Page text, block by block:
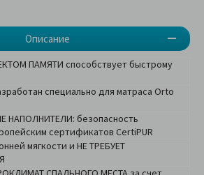
Описание
ПАМЯТИ способствует быстрому
специально для матраса Orto
НАПОЛНИТЕЛИ: безопасность
сертификатов CertiPUR
мягкости и НЕ ТРЕБУЕТ